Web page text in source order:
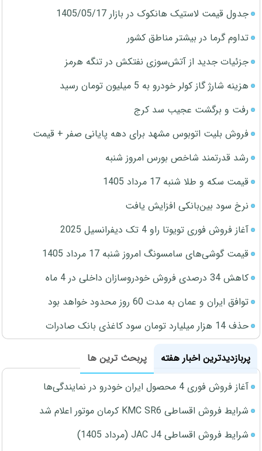
جدول قیمت لاستیک هانکوک در بازار 1405/05/17
تداوم گرما در بیشتر مناطق کشور
جزئیات جدید از آتش‌سوزی نفتکش در تنگه هرمز
هزینه شارژ گاز کولر خودرو به 5 میلیون تومان رسید
رفت و برگشت عجیب سد کرج
فروش بلیت اتوبوس مشهد برای دهه پایانی صفر + قیمت
رشد قدرتمند شاخص بورس امروز شنبه
قیمت سکه و طلا شنبه 17 مرداد 1405
نرخ سود بین‌بانکی افزایش یافت
آغاز فروش فوری تویوتا راو 4 تک دیفرانسیل 2025
قیمت گوشی‌های سامسونگ امروز شنبه 17 مرداد 1405
کاهش 34 درصدی فروش خودروسازان داخلی در 4 ماه
توافق ایران و عمان به مدت 60 روز محدود خواهد بود
حذف 14 هزار میلیارد تومان سود کاغذی بانک صادرات
پربازدیدترین اخبار هفته
پربحث ترین ها
آغاز فروش فوری 4 محصول ایران خودرو در نمایندگی‌ها
شرایط فروش اقساطی KMC SR6 کرمان موتور اعلام شد
شرایط فروش اقساطی JAC J4 (مرداد 1405)